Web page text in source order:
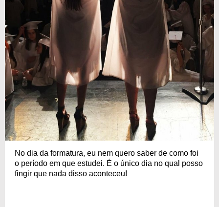
No dia da formatura, eu nem quero saber de como foi
o período em que estudei. É o único dia no qual posso
fingir que nada disso aconteceu!